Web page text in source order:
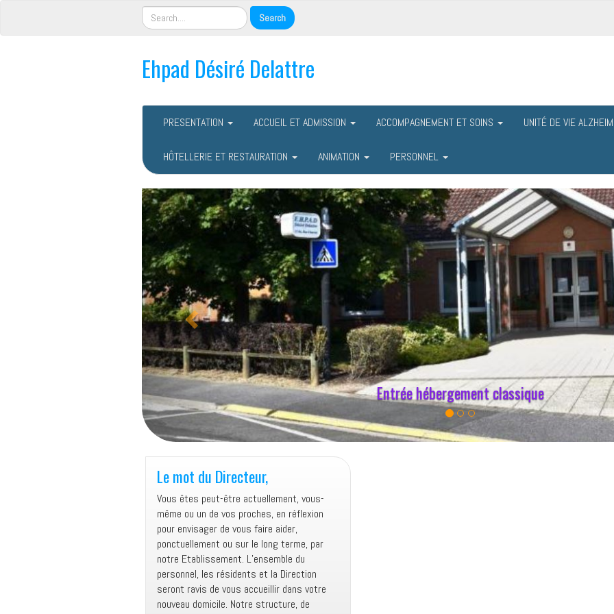
Ehpad Désiré Delattre
PRESENTATION ACCUEIL ET ADMISSION ACCOMPAGNEMENT ET SOINS UNITÉ DE VIE
HÔTELLERIE ET RESTAURATION ANIMATION PERSONNEL
Entrée hébergement classique
P
r
c
d
e
n
t
Le mot du Directeur,
Vous êtes peut-être actuellement, vous-
même ou un de vos proches, en réflexion
pour envisager de vous faire aider,
ponctuellement ou sur le long terme, par
notre Etablissement. L’ensemble du
personnel, les résidents et la Direction
seront ravis de vous accueillir dans votre
nouveau domicile. Notre structure, de